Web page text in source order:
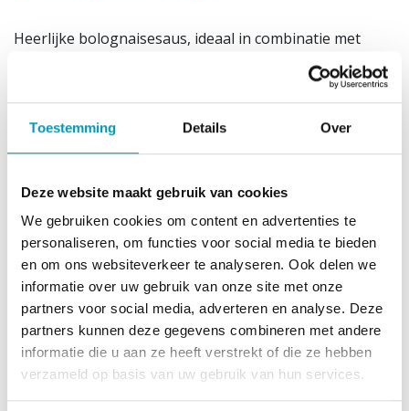
Toestemming Details Over
Deze website maakt gebruik van cookies
We gebruiken cookies om content en advertenties te
personaliseren, om functies voor social media te bieden
en om ons websiteverkeer te analyseren. Ook delen we
informatie over uw gebruik van onze site met onze
partners voor social media, adverteren en analyse. Deze
partners kunnen deze gegevens combineren met andere
informatie die u aan ze heeft verstrekt of die ze hebben
verzameld op basis van uw gebruik van hun services.
Heerlijke bolognaisesaus, ideaal in combinatie met
onze eiwitrijke protopasta's. Eenvoudig in gebruik;
gewoon op te warmen op het vuur of in de magnetron.
Naar wens kunnen extra groentjes bijgevoegd
worden om een heerlijke groentensaus te maken.
Dit product past in het low carb dieet, het
proteïnedieet, het koolhydraatarm dieet en het
eiwitdieet.
Gebruiksadvies
Dit product bevat zoetstoffen.
Verwarm gedurende 3 minuten in de magnetron of
opwarmen in een pan op een laag vuurtje. Eenmaal
geopend 2 dagen houdbaar in de koelkast mits correct